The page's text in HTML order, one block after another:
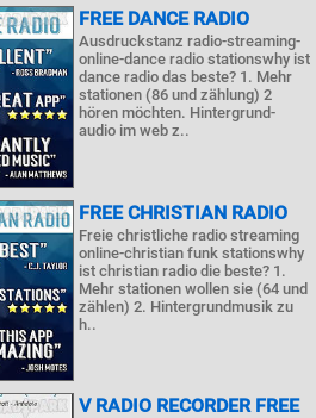
FREE DANCE RADIO
Ausdruckstanz radio-streaming-
online-dance radio stationswhy ist
dance radio das beste? 1. Mehr
stationen (86 und zählung) 2
hören möchten. Hintergrund-
audio im web z..
FREE CHRISTIAN RADIO
Freie christliche radio streaming
online-christian funk stationswhy
ist christian radio die beste? 1.
Mehr stationen wollen sie (64 und
zählen) 2. Hintergrundmusik zu
h..
V RADIO RECORDER FREE